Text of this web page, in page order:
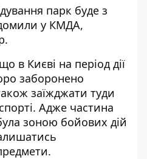
парк буде з
у КМДА,
.
в Києві на період дії
заборонено
заїжджати туди
Адже частина
зоною бойових дій